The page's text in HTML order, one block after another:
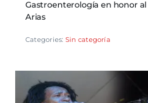
Gastroenterología en honor al
Arias
Categories: Sin categoría